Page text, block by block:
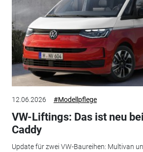
12.06.2026 #Modellpflege
VW-Liftings: Das ist neu
Caddy
Update für zwei VW-Baureihen: Multivan